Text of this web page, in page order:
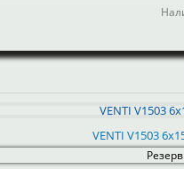
VENTI V1503